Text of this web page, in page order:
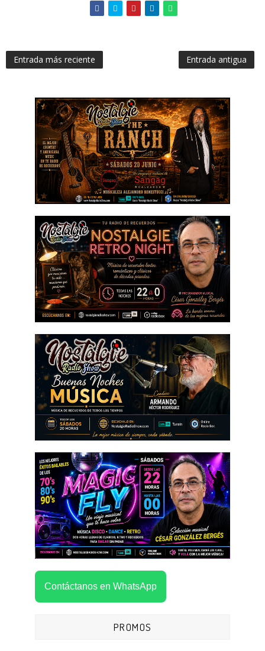
Entrada más reciente Entrada antigua
Contáctanos en WhatsApp
PROMOS